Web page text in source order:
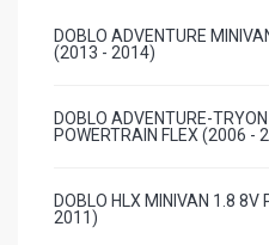
DOBLO ADVENTURE
(2013 - 2014)
DOBLO ADVENTURE-
POWERTRAIN FLEX (2006 -
DOBLO HLX MINIVAN 1.8 8V
2011)